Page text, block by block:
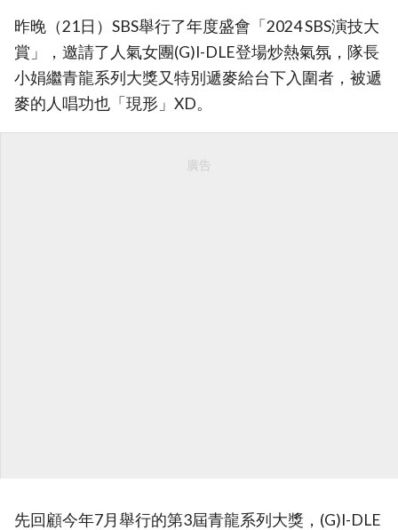
昨晚（21日）SBS舉行了年度盛會「2024 SBS演技大
賞」，邀請了人氣女團(G)I-DLE登場炒熱氣氛，隊長
小娟繼青龍系列大獎又特別遞麥給台下入圍者，被遞
麥的人唱功也「現形」XD。
廣告
先回顧今年7月舉行的第3屆青龍系列大獎，(G)I-DLE